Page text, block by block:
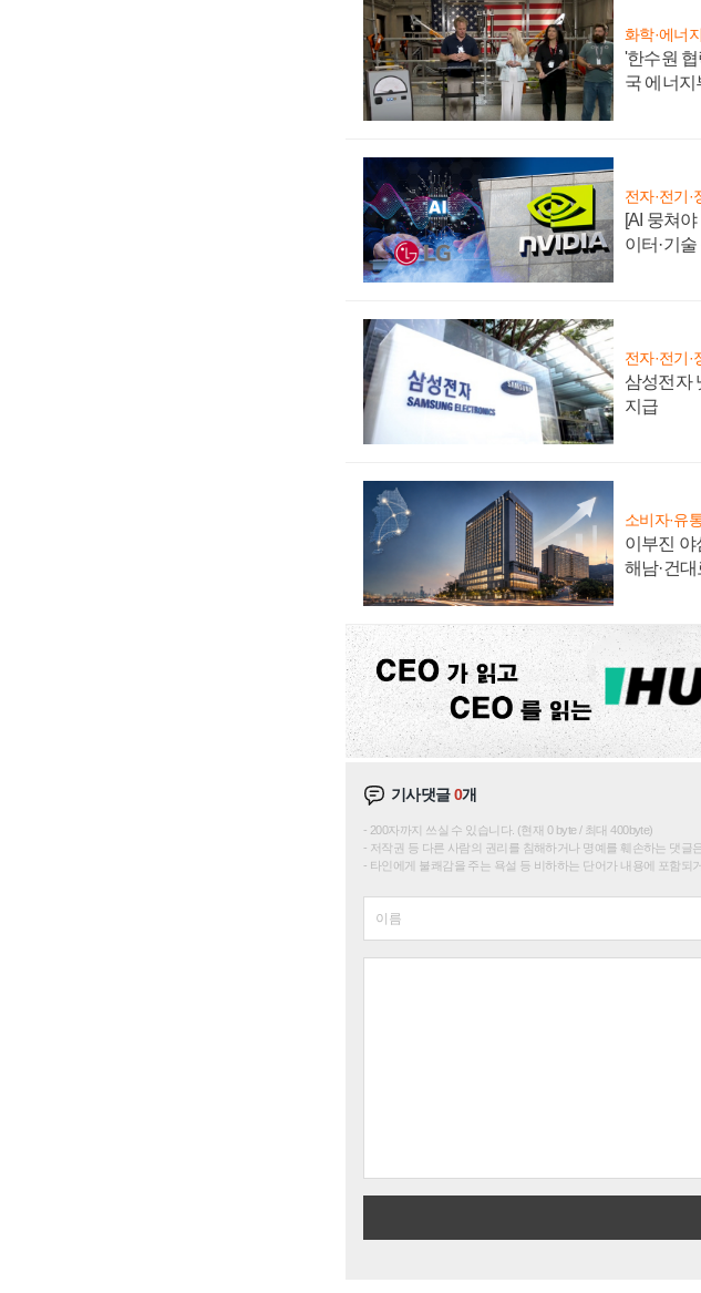
화학·에너지
'한수원 협
국 에너지
전자·전기·
[AI 뭉쳐
이터·기
전자·전기·
삼성전자
지급
소비자·유
이부진 야
해남·건
기사댓글0개
200자까지 쓰실 수 있습니다. (현재 0 byte / 최대 400byte)
저작권 등 다른 사람의 권리를 침해하거나 명예를 훼손하는 댓글
타인에게 불쾌감을 주는 욕설 등 비하하는 단어가 내용에 포함되